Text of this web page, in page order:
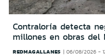
Contraloría detecta
millones en obras del
REDMAGALLANES 06/08/2026 -